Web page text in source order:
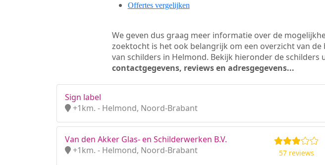
Offertes vergelijken
We geven dus graag meer informatie over de
zoektocht is het ook belangrijk om een overzicht van
van schilders in Helmond. Bekijk hieronder de
contactgegevens, reviews en adresgegevens...
Sign label
+1km. - Helmond, Noord-Brabant
Van den Akker Glas- en Schilderwerken B.V.
+1km. - Helmond, Noord-Brabant
57 reviews